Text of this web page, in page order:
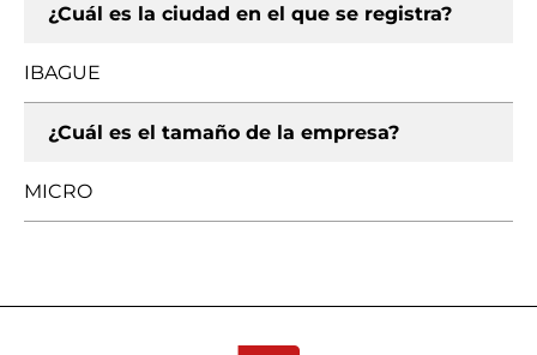
¿Cuál es la ciudad en el que se registra?
IBAGUE
¿Cuál es el tamaño de la empresa?
MICRO